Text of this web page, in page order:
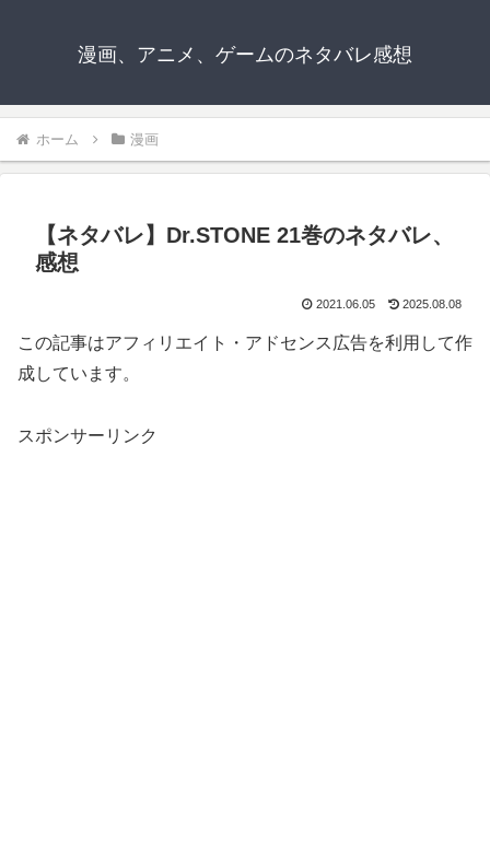
漫画、アニメ、ゲームのネタバレ感想
ホーム 漫画
【ネタバレ】Dr.STONE 21巻のネタバレ、
感想
2021.06.05 2025.08.08
この記事はアフィリエイト・アドセンス広告を利用して作
成しています。
スポンサーリンク